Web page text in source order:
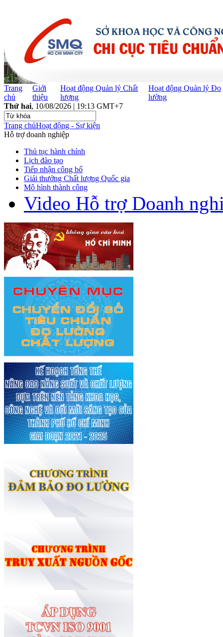
Trang
chủ
Giới
thiệu
Hoạt động Quản lý Chất
lượng
Hoạt động Quản lý Đo
lường
Thứ hai, 10/08/2026 | 19:13 GMT+7
Trang chủHoạt động - Sự kiện
Hỗ trợ doanh nghiệp
Thủ tục hành chính
Lịch đào tạo
Tiếp nhận công bố
Giải thưởng Chất lượng Quốc gia
Mô hình thành công
Video Hỗ trợ Doanh